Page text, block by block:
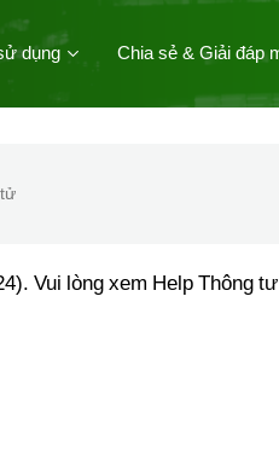
dụng Chia sẻ & Giải đáp
Vui lòng xem Help Thông